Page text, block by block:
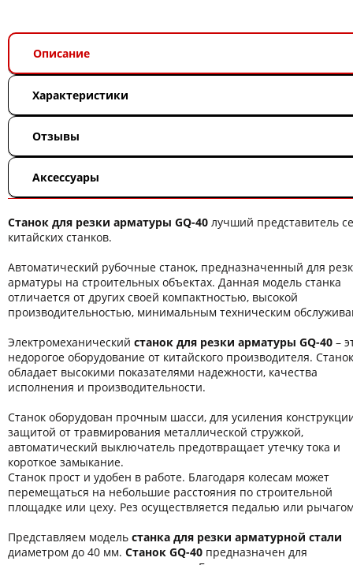
Описание
Характеристики
Отзывы
Аксессуары
Станок для резки арматуры GQ-40 лучший представитель
китайских станков.
Автоматический рубочные станок, предназначенный для
арматуры на строительных объектах. Данная модель станка
отличается от других своей компактностью, высокой
производительностью, минимальным техническим
Электромеханический станок для резки арматуры GQ-40 –
недорогое оборудование от китайского производителя. Станок
обладает высокими показателями надежности, качества
исполнения и производительности.
Станок оборудован прочным шасси, для усиления
защитой от травмирования металлической стружкой,
автоматический выключатель предотвращает утечку тока и
короткое замыкание.
Станок прост и удобен в работе. Благодаря колесам может
перемещаться на небольшие расстояния по строительной
площадке или цеху. Рез осуществляется педалью или
Представляем модель станка для резки арматурной стали
диаметром до 40 мм. Станок GQ-40 предназначен для